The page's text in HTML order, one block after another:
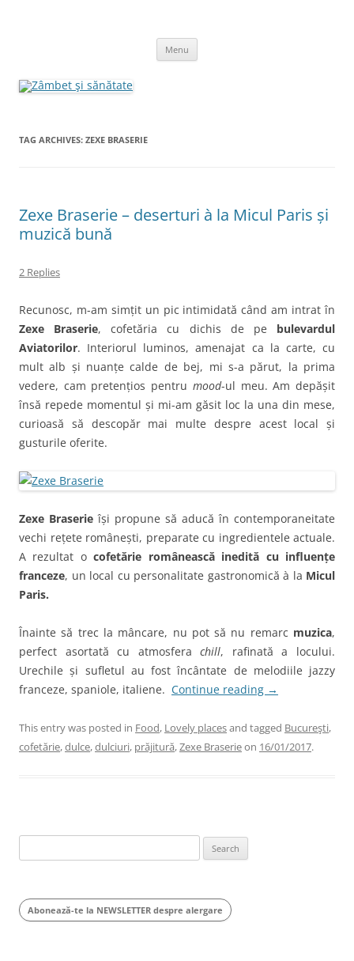
Menu
TAG ARCHIVES: ZEXE BRASERIE
Zexe Braserie – deserturi à la Micul Paris și
muzică bună
2 Replies
Recunosc, m-am simțit un pic intimidată când am intrat în
Zexe Braserie, cofetăria cu dichis de pe bulevardul
Aviatorilor. Interiorul luminos, amenajat ca la carte, cu
mult alb și nuanțe calde de bej, mi s-a părut, la prima
vedere, cam pretențios pentru mood-ul meu. Am depășit
însă repede momentul și mi-am găsit loc la una din mese,
curioasă să descopăr mai multe despre acest local și
gusturile oferite.
Zexe Braserieîși propune să aducă în contemporaneitate
vechi rețete românești, preparate cu ingredientele actuale.
A rezultat ocofetărie românească inedită cu influențe
franceze, un local cu personalitate gastronomică à la Micul
Paris.
Înainte să trec la mâncare, nu pot să nu remarc muzica,
perfect asortată cu atmosferachill, rafinată a locului.
Urechile și sufletul au fost încântate de melodiile jazzy
franceze, spaniole, italiene. Continue reading →
This entry was posted in Food, Lovely placesand tagged Bucureşti,
cofetărie,dulce,dulciuri, prăjitură,Zexe Braserieon 16/01/2017.
for:
Abonează-te la NEWSLETTER despre alergare